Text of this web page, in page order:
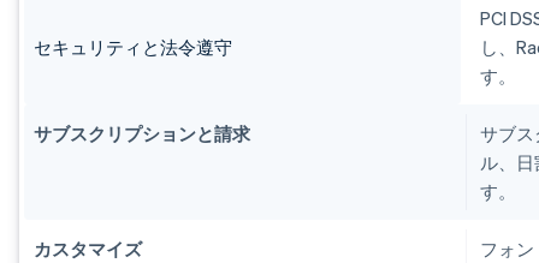
セキュリティと法令遵守
PCI
し、
す。
サブスクリプションと請求
サブ
ル、
す。
カスタマイズ
フォ